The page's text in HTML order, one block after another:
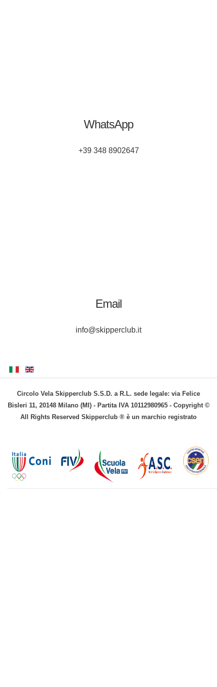
WhatsApp
+39 348 8902647
Email
info@skipperclub.it
Circolo Vela Skipperclub S.S.D. a R.L. sede legale: via Felice
Bisleri 11, 20148 Milano (MI) - Partita IVA 10112980965 - Copyright ©
All Rights Reserved Skipperclub ® è un marchio registrato